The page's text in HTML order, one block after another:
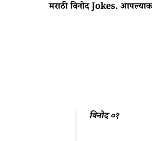
मराठी विनोद Jokes.
विनोद ०१